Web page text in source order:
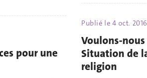
Publié le 4 oct. 2016
Voulons-
Situation de
religion
pour une